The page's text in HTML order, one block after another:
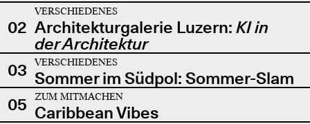
02
VERSCHIEDENES
Architekturgalerie Luzern: KI in
der Architektur
03
VERSCHIEDENES
Sommer im Südpol: Sommer-Slam
05
ZUM MITMACHEN
Caribbean Vibes